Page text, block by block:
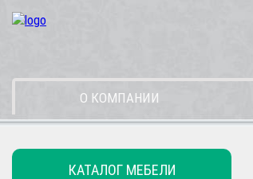
О КОМПАНИИ
КАТАЛОГ МЕБЕЛИ